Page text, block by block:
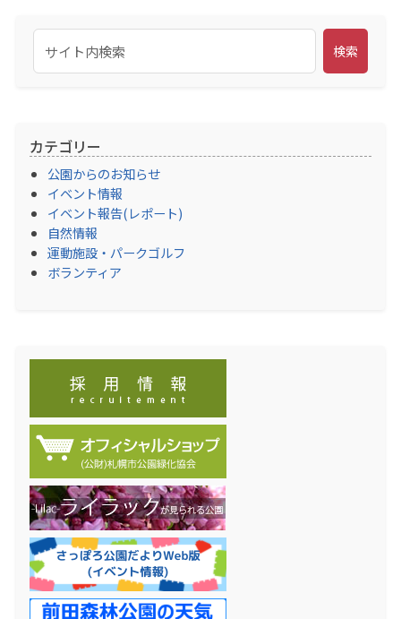
検索
カテゴリー
公園からのお知らせ
イベント情報
イベント報告(レポート)
自然情報
運動施設・パークゴルフ
ボランティア